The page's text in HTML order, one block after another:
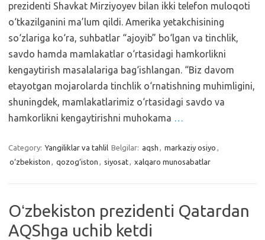
prezidenti Shavkat Mirziyoyev bilan ikki telefon muloqoti
o‘tkazilganini ma’lum qildi. Amerika yetakchisining
so‘zlariga ko‘ra, suhbatlar “ajoyib” bo‘lgan va tinchlik,
savdo hamda mamlakatlar o‘rtasidagi hamkorlikni
kengaytirish masalalariga bag‘ishlangan. “Biz davom
etayotgan mojarolarda tinchlik o‘rnatishning muhimligini,
shuningdek, mamlakatlarimiz o‘rtasidagi savdo va
hamkorlikni kengaytirishni muhokama …
Category: Yangiliklar va tahlil Belgilar: aqsh , markaziy osiyo ,
o‘zbekiston , qozog‘iston , siyosat, xalqaro munosabatlar
Oʻzbekiston prezidenti Qatardan
AQShga uchib ketdi